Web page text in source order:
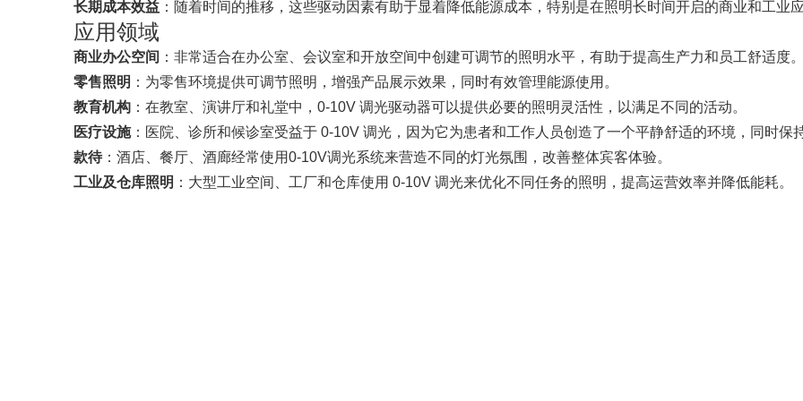
长期成本效益 ：随着时间的推移，这些驱动因素有助于显着降低能源成本，特别是在照明长时间开启的商业和工业应
应用领域
商业办公空间 ：非常适合在办公室、会议室和开放空间中创建可调节的照明水平，有助于提高生产力和员工舒适度。
零售照明 ：为零售环境提供可调节照明，增强产品展示效果，同时有效管理能源使用。
教育机构 ：在教室、演讲厅和礼堂中，0-10V 调光驱动器可以提供必要的照明灵活性，以满足不同的活动。
医疗设施：医院、诊所和候诊室受益于 0-10V 调光，因为它为患者和工作人员创造了一个平静舒适的环境，同时保
款待：酒店、餐厅、酒廊经常使用0-10V调光系统来营造不同的灯光氛围，改善整体宾客体验。
工业及仓库照明 ：大型工业空间、工厂和仓库使用 0-10V 调光来优化不同任务的照明，提高运营效率并降低能耗。